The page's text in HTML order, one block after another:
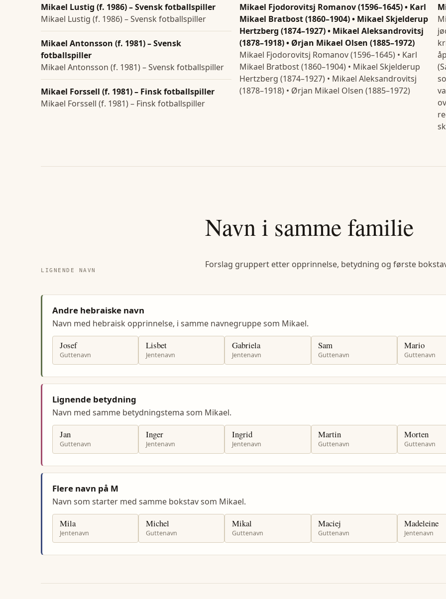
Mikael Lustig (f. 1986) – Svensk fotballspiller
Mikael Lustig (f. 1986) – Svensk fotballspiller
Mikael Antonsson (f. 1981) – Svensk
fotballspiller
Mikael Antonsson (f. 1981) – Svensk fotballspiller
Mikael Forssell (f. 1981) – Finsk fotballspiller
Mikael Forssell (f. 1981) – Finsk fotballspiller
Mikael Fjodorovitsj Romanov (1596–1645) • Karl
Mikael Bratbost (1860–1904) • Mikael Skjelderup
Hertzberg (1874–1927) • Mikael Aleksandrovitsj
(1878–1918) • Ørjan Mikael Olsen (1885–1972)
Mikael Fjodorovitsj Romanov (1596–1645) • Karl
Mikael Bratbost (1860–1904) • Mikael Skjelderup
Hertzberg (1874–1927) • Mikael Aleksandrovitsj
(1878–1918) • Ørjan Mikael Olsen (1885–1972)
LIGNENDE NAVN
Navn i samme familie
Forslag gruppert etter opprinnelse, betydning og første
Andre hebraiske navn
Navn med hebraisk opprinnelse, i samme navnegruppe som Mikael.
Josef
Guttenavn
Lisbet
Jentenavn
Gabriela
Jentenavn
Sam
Guttenavn
Mario
Guttenavn
Lignende betydning
Navn med samme betydningstema som Mikael.
Jan
Guttenavn
Inger
Jentenavn
Ingrid
Jentenavn
Martin
Guttenavn
Morten
Guttenavn
Flere navn på M
Navn som starter med samme bokstav som Mikael.
Mila
Jentenavn
Michel
Guttenavn
Mikal
Guttenavn
Maciej
Guttenavn
Madeleine
Jentenavn